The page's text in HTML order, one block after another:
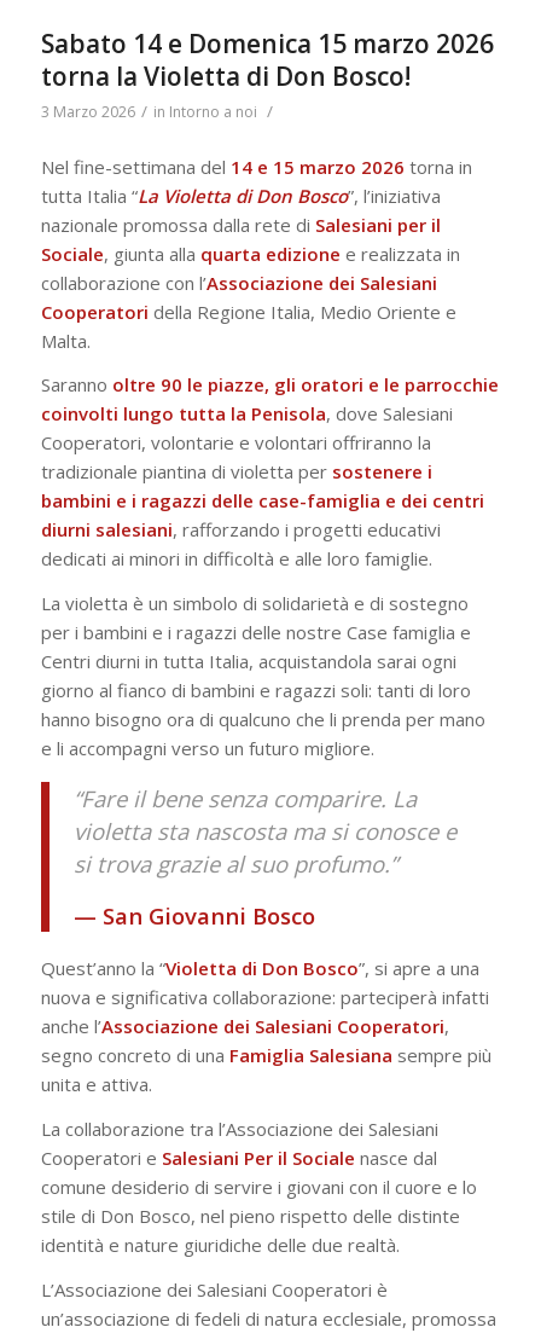
Sabato 14 e Domenica 15 marzo 2026
torna la Violetta di Don Bosco!
3 Marzo 2026 / in Intorno a noi /
Nel fine-settimana del 14 e 15 marzo 2026 torna in
tutta Italia “La Violetta di Don Bosco”, l’iniziativa
nazionale promossa dalla rete di Salesiani per il
Sociale, giunta alla quarta edizione e realizzata in
collaborazione con l’Associazione dei Salesiani
Cooperatori della Regione Italia, Medio Oriente e
Malta.
Saranno oltre 90 le piazze, gli oratori e le parrocchie
coinvolti lungo tutta la Penisola, dove Salesiani
Cooperatori, volontarie e volontari offriranno la
tradizionale piantina di violetta per sostenere i
bambini e i ragazzi delle case-famiglia e dei centri
diurni salesiani, rafforzando i progetti educativi
dedicati ai minori in difficoltà e alle loro famiglie.
La violetta è un simbolo di solidarietà e di sostegno
per i bambini e i ragazzi delle nostre Case famiglia e
Centri diurni in tutta Italia, acquistandola sarai ogni
giorno al fianco di bambini e ragazzi soli: tanti di loro
hanno bisogno ora di qualcuno che li prenda per mano
e li accompagni verso un futuro migliore.
“Fare il bene senza comparire. La
violetta sta nascosta ma si conosce e
si trova grazie al suo profumo.”
— San Giovanni Bosco
Quest’anno la “Violetta di Don Bosco”, si apre a una
nuova e significativa collaborazione: parteciperà infatti
anche l’Associazione dei Salesiani Cooperatori,
segno concreto di una Famiglia Salesiana sempre più
unita e attiva.
La collaborazione tra l’Associazione dei Salesiani
Cooperatori e Salesiani Per il Sociale nasce dal
comune desiderio di servire i giovani con il cuore e lo
stile di Don Bosco, nel pieno rispetto delle distinte
identità e nature giuridiche delle due realtà.
L’Associazione dei Salesiani Cooperatori è
un’associazione di fedeli di natura ecclesiale, promossa